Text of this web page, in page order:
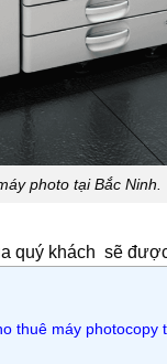
photo tại Bắc Ninh.
quý khách sẽ
thuê máy photocopy